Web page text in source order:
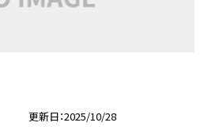
更新日 2025/10/28